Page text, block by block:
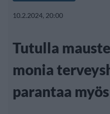
10.2.2024, 20:00
Tutulla
monia
parantaa